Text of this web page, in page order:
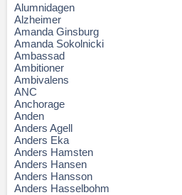
Alumnidagen
Alzheimer
Amanda Ginsburg
Amanda Sokolnicki
Ambassad
Ambitioner
Ambivalens
ANC
Anchorage
Anden
Anders Agell
Anders Eka
Anders Hamsten
Anders Hansen
Anders Hansson
Anders Hasselbohm